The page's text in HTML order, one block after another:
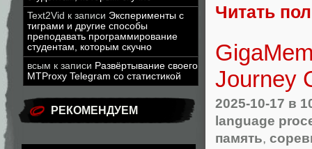
Text2Vid к записи Эксперименты с
тиграми и другие способы
преподавать программирование
студентам, которым скучно
всым к записи Развёртывание своего
MTProxy Telegram со статистикой
РЕКОМЕНДУЕМ
Читать
Journey
2025-10-17 в
language
память,